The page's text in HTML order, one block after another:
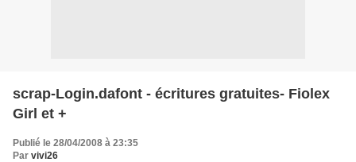
scrap-Login.dafont - écritures gratuites- Fiolex
Girl et +
Publié le 28/04/2008 à 23:35
Par vivi26